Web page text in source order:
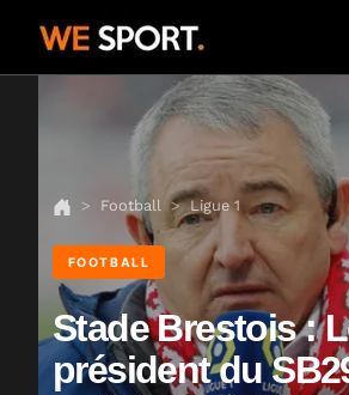
Football Ligue 1
FOOTBALL
Stade Brestois :
président du